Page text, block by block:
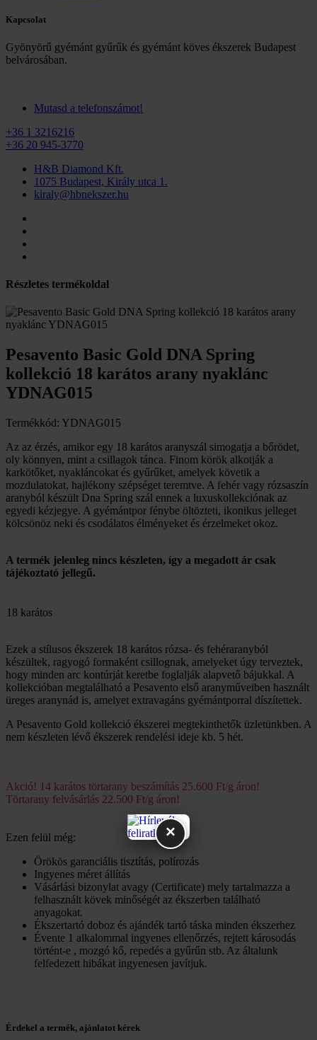
Kapcsolat
Gyönyörű gyémánt gyűrűk és gyémánt köves ékszerek Budapest
belvárosában.
Mutasd a telefonszámot!
+36 1 3216216
+36 20 945-3770
H&B Diamond Kft.
1075 Budapest, Király utca 1.
kiraly@hbnekszer.hu
Részletes termékoldal
Pesavento Basic Gold DNA Spring
kollekció 18 karátos arany nyaklánc
YDNAG015
Termékkód: YDNAG015
Az az érzés, amikor egy 18 karátos aranyszál simogatja a bőrödet,
oly könnyen, mint a csillagok tánca. Finom körök alkotják a
karkötőket, nyakláncokat és gyűrűket, amelyek követik a
mozdulatokat, hajlékony szépséget teremtve. A fehér vagy rózsaszín
aranyból készült Dna Spring szál ennek a luxuskollekciónak az
egyedi kézjegye. A gyémántpor fénybe öltözteti, ikonikus jelleget
kölcsönöz neki és csodálatos élményeket és érzelmeket okoz.
A termék jelenleg nincs készleten, így a megadott ár csak
tájékoztató jellegű.
18 karátos
Ezek a stílusos ékszerek 18 karátos rózsa- és fehéraranyból
készültek, ragyogó formaként csillognak, amelyeket úgy terveztek,
hogy minden arc kontúrját keretbe foglalják alapvető bájukkal. A
kollekcióban megtalálható a Pesavento első aranyműveiben használt
üreges aranynád is, amelyet extravagáns gyémántporral díszítettek.
A Pesavento Gold kollekció ékszerei megtekinthetők üzletünkben. A
nem készleten lévő ékszerek rendelési ideje kb. 5 hét.
Akció! 14 karátos törtarany beszámítás 25.600 Ft/g áron!
Törtarany felvásárlás 22.500 Ft/g áron!
Ezen felül még:
Örökös garanciális tisztítás, polírozás
Ingyenes méret állítás
Vásárlási bizonylat avagy (Certificate) mely tartalmazza a
felhasznált kövek minőségét az ékszerben található
anyagokat.
Ékszertartó doboz és ajándék tartó táska minden ékszerhez
Évente 1 alkalommal ingyenes ellenőrzés, rejtett károsodás
történt-e , mozgó kő, repedés a gyűrűn stb. Az általunk
felfedezett hibákat ingyenesen javítjuk.
Érdekel a termék, ajánlatot kérek
×